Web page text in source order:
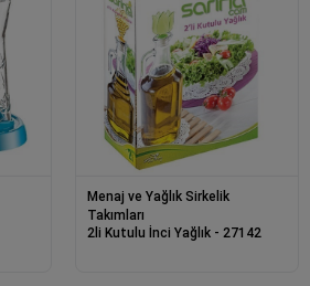
Menaj ve Yağlık Sirkelik
Takımları
2li Kutulu İnci Yağlık - 27142